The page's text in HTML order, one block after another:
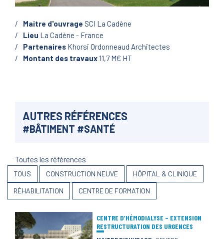
Maitre d'ouvrage SCI La Cadène
Lieu La Cadène - France
Partenaires Khorsi Ordonneaud Architectes
Montant des travaux 11,7 M€ HT
AUTRES RÉFÉRENCES
#BÂTIMENT #SANTÉ
Toutes les références
TOUS CONSTRUCTION NEUVE
HÔPITAL & CLINIQUE
RÉHABILITATION
CENTRE DE FORMATION
CENTRE D’HÉMODIALYSE – EXTENSION
RESTRUCTURATION DES URGENCES